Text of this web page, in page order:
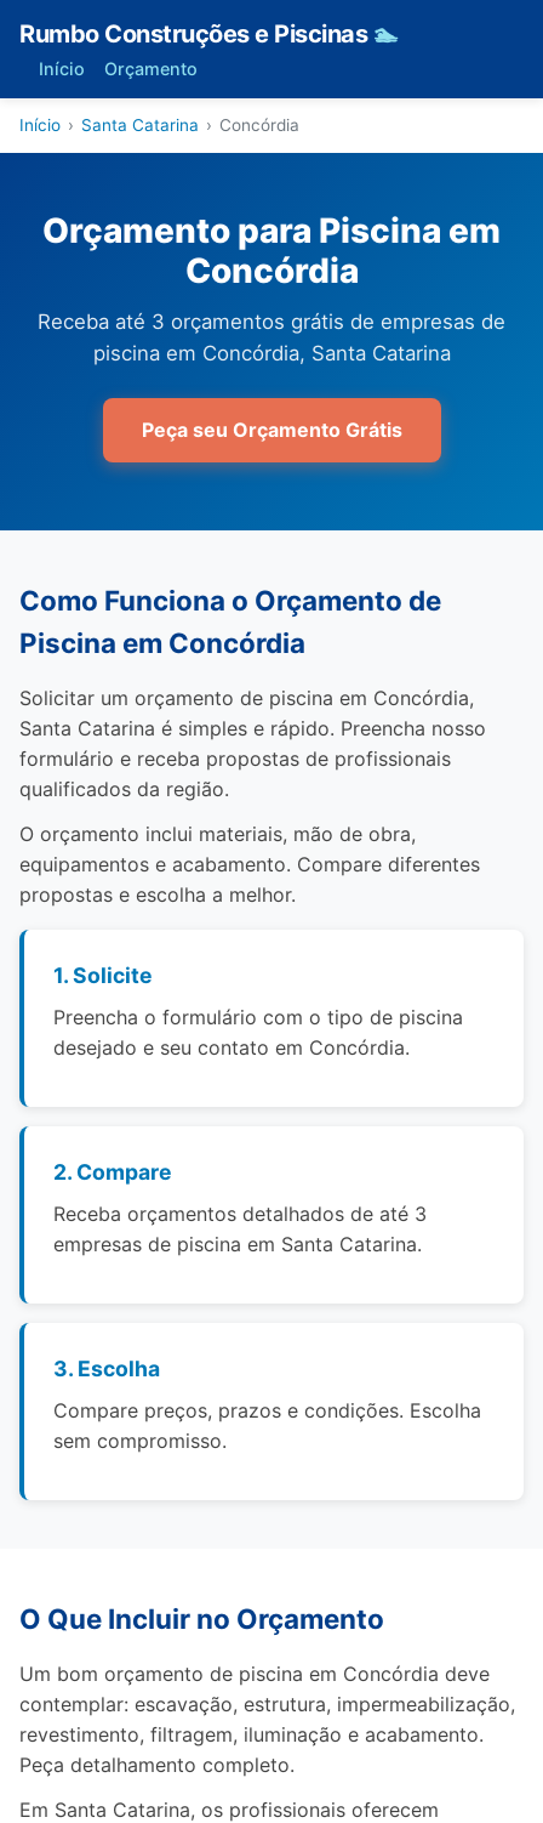
Rumbo Construções e Piscinas 🏊
Início Orçamento
Início › Santa Catarina › Concórdia
Orçamento para Piscina em
Concórdia
Receba até 3 orçamentos grátis de empresas de
piscina em Concórdia, Santa Catarina
Peça seu Orçamento Grátis
Como Funciona o Orçamento de
Piscina em Concórdia
Solicitar um orçamento de piscina em Concórdia,
Santa Catarina é simples e rápido. Preencha nosso
formulário e receba propostas de profissionais
qualificados da região.
O orçamento inclui materiais, mão de obra,
equipamentos e acabamento. Compare diferentes
propostas e escolha a melhor.
1. Solicite
Preencha o formulário com o tipo de piscina
desejado e seu contato em Concórdia.
2. Compare
Receba orçamentos detalhados de até 3
empresas de piscina em Santa Catarina.
3. Escolha
Compare preços, prazos e condições. Escolha
sem compromisso.
O Que Incluir no Orçamento
Um bom orçamento de piscina em Concórdia deve
contemplar: escavação, estrutura, impermeabilização,
revestimento, filtragem, iluminação e acabamento.
Peça detalhamento completo.
Em Santa Catarina, os profissionais oferecem